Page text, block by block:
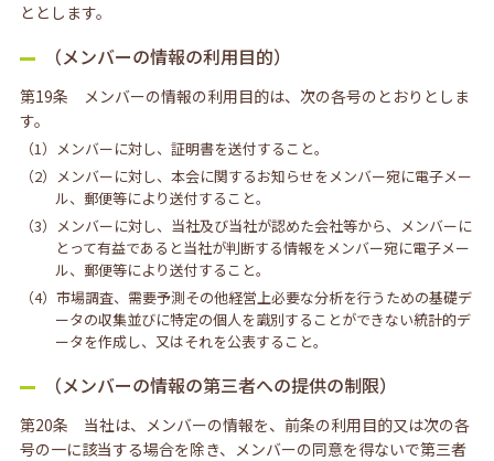
ととします。
（メンバーの情報の利用目的）
第19条 メンバーの情報の利用目的は、次の各号のとおりとしま
す。
（1）メンバーに対し、証明書を送付すること。
（2）メンバーに対し、本会に関するお知らせをメンバー宛に電子メー
ル、郵便等により送付すること。
（3）メンバーに対し、当社及び当社が認めた会社等から、メンバーに
とって有益であると当社が判断する情報をメンバー宛に電子メー
ル、郵便等により送付すること。
（4）市場調査、需要予測その他経営上必要な分析を行うための基礎デ
ータの収集並びに特定の個人を識別することができない統計的デ
ータを作成し、又はそれを公表すること。
（メンバーの情報の第三者への提供の制限）
第20条 当社は、メンバーの情報を、前条の利用目的又は次の各
号の一に該当する場合を除き、メンバーの同意を得ないで第三者